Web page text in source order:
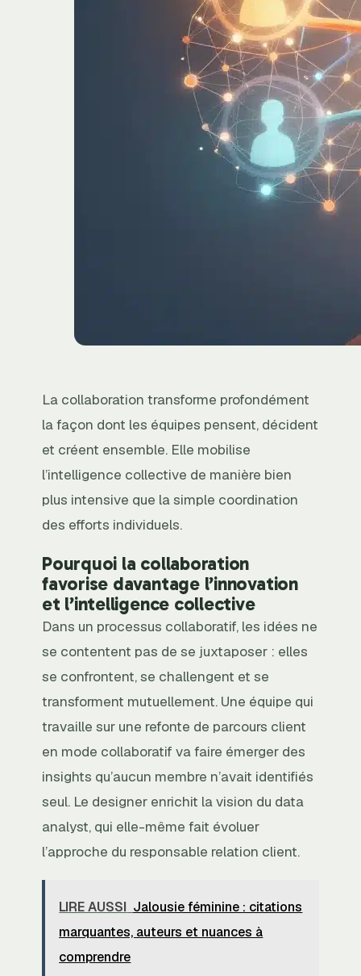
La collaboration transforme profondément
la façon dont les équipes pensent, décident
et créent ensemble. Elle mobilise
l’intelligence collective de manière bien
plus intensive que la simple coordination
des efforts individuels.
Pourquoi la collaboration
favorise davantage l’innovation
et l’intelligence collective
Dans un processus collaboratif, les idées ne
se contentent pas de se juxtaposer : elles
se confrontent, se challengent et se
transforment mutuellement. Une équipe qui
travaille sur une refonte de parcours client
en mode collaboratif va faire émerger des
insights qu’aucun membre n’avait identifiés
seul. Le designer enrichit la vision du data
analyst, qui elle-même fait évoluer
l’approche du responsable relation client.
LIRE AUSSI Jalousie féminine : citations
marquantes, auteurs et nuances à
comprendre